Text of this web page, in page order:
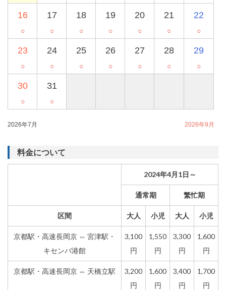
16
○
17
○
18
○
19
○
20
○
21
○
22
○
23
○
24
○
25
○
26
○
27
○
28
○
29
○
30
○
31
○
2026年7月 2026年9月
料金について
2024年4月1日～
通常期 繁忙期
区間 大人 小児 大人 小児
京都駅・高速長岡京 ⇔ 宮津駅・
キセンバ港館
3,100
円
1,550
円
3,300
円
1,600
円
京都駅・高速長岡京 ⇔ 天橋立駅
3,200
円
1,600
円
3,400
円
1,700
円